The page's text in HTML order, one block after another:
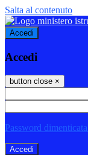
Salta al contenuto
Accedi
Accedi
button close ×
Password